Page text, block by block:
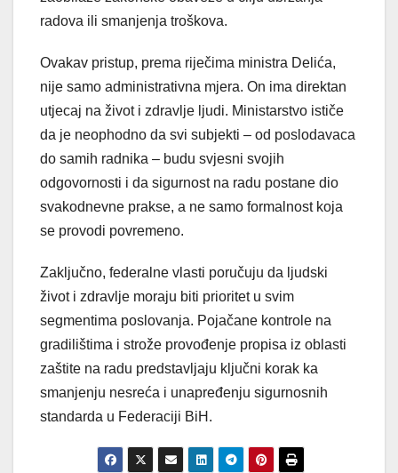
radova ili smanjenja troškova.
Ovakav pristup, prema riječima ministra Delića,
nije samo administrativna mjera. On ima direktan
utjecaj na život i zdravlje ljudi. Ministarstvo ističe
da je neophodno da svi subjekti – od poslodavaca
do samih radnika – budu svjesni svojih
odgovornosti i da sigurnost na radu postane dio
svakodnevne prakse, a ne samo formalnost koja
se provodi povremeno.
Zaključno, federalne vlasti poručuju da ljudski
život i zdravlje moraju biti prioritet u svim
segmentima poslovanja. Pojačane kontrole na
gradilištima i strože provođenje propisa iz oblasti
zaštite na radu predstavljaju ključni korak ka
smanjenju nesreća i unapređenju sigurnosnih
standarda u Federaciji BiH.